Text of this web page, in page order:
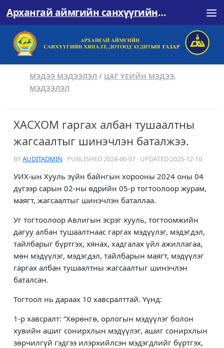
Skip to content Архангай аймгийн санхүүгийн хяналт, дотоод аудитын газар
МЭДЭЭ МЭДЭЭЛЭЛ / ЦАГ ҮЕИЙН МЭДЭЭ,
МЭДЭЭЛЭЛ
ХАСХОМ гаргах албан тушаалтны
жагсаалтыг шинэчлэн баталжээ.
BYAUDITADMIN · PUBLISHED2024-06-07 · UPDATED2025-12-10
УИХ-ын Хууль зүйн байнгын хорооны 2024 оны 04
дүгээр сарын 02-ны өдрийн 05-р тогтоолоор журам,
маягт, жагсаалтыг шинэчлэн баталлаа.
Уг тогтоолоор Авлигын эсрэг хууль, тогтоомжийн
дагуу албан тушаалтнаас гаргах мэдүүлэг, мэдэгдэл,
тайлбарыг бүртгэх, хянах, хадгалах үйл ажиллагаа,
мөн мэдүүлэг, мэдэгдэл, тайлбарын маягт, мэдүүлэг
гаргах албан тушаалтны жагсаалтыг шинэчлэн
баталсан.
Тогтоол нь дараах 10 хавсралттай. Үүнд:
1-р хавсралт: “Хөрөнгө, орлогын мэдүүлэг болон
хувийн ашиг сонирхлын мэдүүлэг, ашиг сонирхлын
зөрчилгүй гэдгээ илэрхийлсэн мэдэгдлийг бүртгэх,